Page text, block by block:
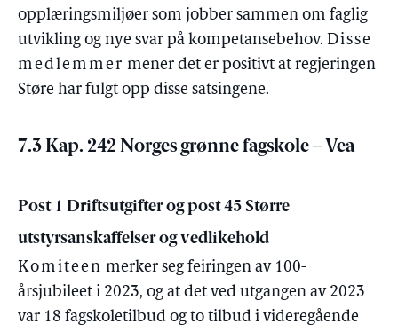
opplæringsmiljøer som jobber sammen om faglig
utvikling og nye svar på kompetansebehov. Disse
medlemmer mener det er positivt at regjeringen
Støre har fulgt opp disse satsingene.
7.3 Kap. 242 Norges grønne fagskole – Vea
Post 1 Driftsutgifter og post 45 Større
utstyrsanskaffelser og vedlikehold
Komiteen merker seg feiringen av 100-
årsjubileet i 2023, og at det ved utgangen av 2023
var 18 fagskoletilbud og to tilbud i videregående